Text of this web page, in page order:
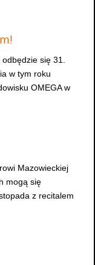
się 31.
w tym roku
OMEGA w
Mazowieckiej
mogą się
z recitalem